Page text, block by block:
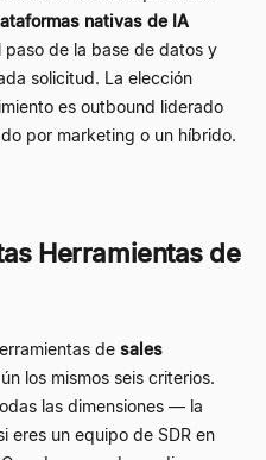
nativas de IA
de la base de datos y
solicitud. La elección
es outbound liderado
por marketing o un híbrido.
Herramientas de
de sales
los mismos seis criterios.
las dimensiones — la
eres un equipo de SDR en